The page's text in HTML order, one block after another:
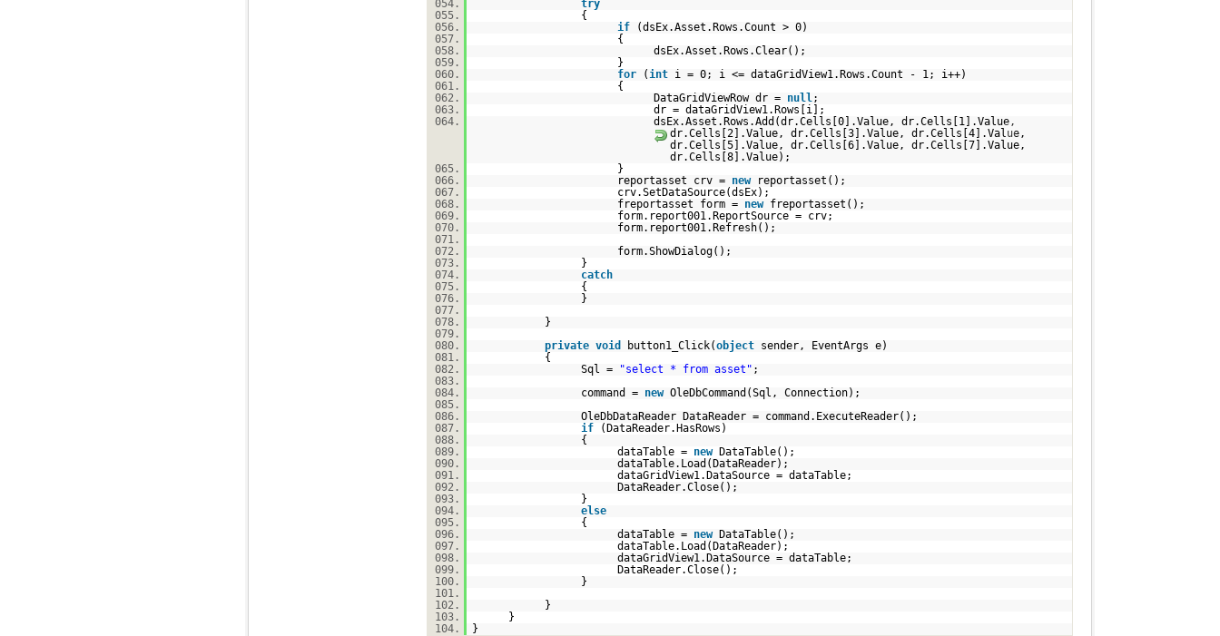
054.
try
055.
{
056.
if
(dsEx.Asset.Rows.Count > 0)
057.
{
058.
dsEx.Asset.Rows.Clear();
059.
}
060.
for (int
i = 0; i <= dataGridView1.Rows.Count - 1; i++)
061.
{
062.
DataGridViewRow dr = null;
063.
dr = dataGridView1.Rows[i];
064.
dsEx.Asset.Rows.Add(dr.Cells[0].Value, dr.Cells[1].Value,
dr.Cells[2].Value, dr.Cells[3].Value, dr.Cells[4].Value,
dr.Cells[5].Value, dr.Cells[6].Value, dr.Cells[7].Value,
dr.Cells[8].Value);
065.
}
066.
reportasset crv = new
reportasset();
067.
crv.SetDataSource(dsEx);
068.
freportasset form = new
freportasset();
069.
form.report001.ReportSource = crv;
070.
form.report001.Refresh();
071.
072.
form.ShowDialog();
073.
}
074.
catch
075.
{
076.
}
077.
078.
}
079.
080.
private void button1_Click(object
sender, EventArgs e)
081.
{
082.
Sql = "select * from asset" ;
083.
084.
command = new OleDbCommand(Sql, Connection);
085.
086.
OleDbDataReader DataReader = command.ExecuteReader();
087.
if
(DataReader.HasRows)
088.
{
089.
dataTable = new
DataTable();
090.
dataTable.Load(DataReader);
091.
dataGridView1.DataSource = dataTable;
092.
DataReader.Close();
093.
}
094.
else
095.
{
096.
dataTable = new
DataTable();
097.
dataTable.Load(DataReader);
098.
dataGridView1.DataSource = dataTable;
099.
DataReader.Close();
100.
}
101.
102.
}
103.
}
104.
}